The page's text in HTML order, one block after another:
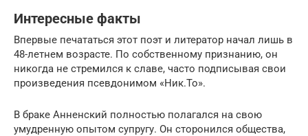
Интересные факты
Впервые печататься этот поэт и литератор начал лишь в
48-летнем возрасте. По собственному признанию, он
никогда не стремился к славе, часто подписывая свои
произведения псевдонимом «Ник.То».
В браке Анненский полностью полагался на свою
умудренную опытом супругу. Он сторонился общества,